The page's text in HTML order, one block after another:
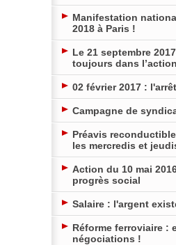
Manifestation
2018 à Paris !
Le 21 septembre
toujours dans
02 février 2017 :
Campagne de
Préavis
les mercredis et
Action du 10 mai
progrès social
Salaire : l'argent
Réforme ferroviaire :
négociations !